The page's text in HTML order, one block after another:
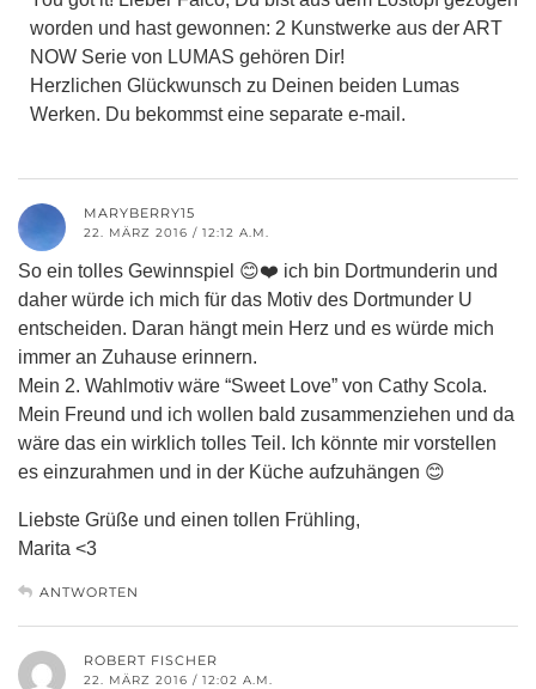
worden und hast gewonnen: 2 Kunstwerke aus der ART
NOW Serie von LUMAS gehören Dir!
Herzlichen Glückwunsch zu Deinen beiden Lumas
Werken. Du bekommst eine separate e-mail.
MARYBERRY15
22. MÄRZ 2016 / 12:12 A.M.
So ein tolles Gewinnspiel 😊❤️ ich bin Dortmunderin und
daher würde ich mich für das Motiv des Dortmunder U
entscheiden. Daran hängt mein Herz und es würde mich
immer an Zuhause erinnern.
Mein 2. Wahlmotiv wäre “Sweet Love” von Cathy Scola.
Mein Freund und ich wollen bald zusammenziehen und da
wäre das ein wirklich tolles Teil. Ich könnte mir vorstellen
es einzurahmen und in der Küche aufzuhängen 😊
Liebste Grüße und einen tollen Frühling,
Marita <3
ANTWORTEN
ROBERT FISCHER
22. MÄRZ 2016 / 12:02 A.M.